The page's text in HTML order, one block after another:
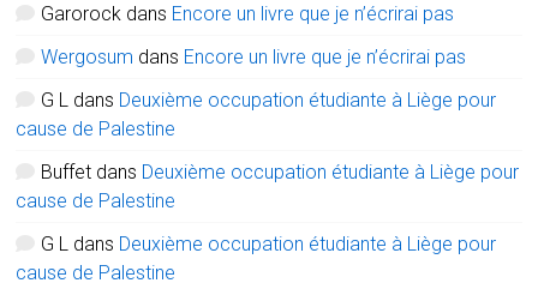
Garorock dans Encore un livre que je n’écrirai pas
Wergosum dans Encore un livre que je n’écrirai pas
G L dans Deuxième occupation étudiante à Liège pour
cause de Palestine
Buffet dans Deuxième occupation étudiante à Liège pour
cause de Palestine
G L dans Deuxième occupation étudiante à Liège pour
cause de Palestine